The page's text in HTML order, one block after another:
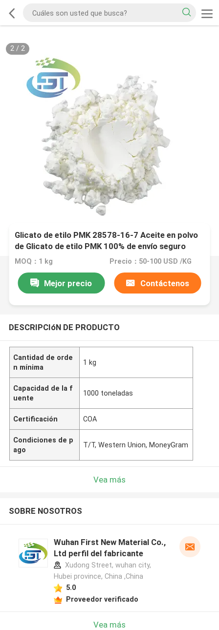
2/ 2
Glicato de etilo PMK 28578-16-7 Aceite en polvo
de Glicato de etilo PMK 100% de envío seguro
MOQ：1 kg Precio：50-100 USD /KG
Mejor precio Contáctenos
DESCRIPCIóN DE PRODUCTO
Cantidad de orde
n mínima
1 kg
Capacidad de la f
uente
1000 toneladas
Certificación COA
Condiciones de p
ago
T/T, Western Union, MoneyGram
Vea más
SOBRE NOSOTROS
Wuhan First New Material Co.,
Ltd perfil del fabricante
Xudong Street, wuhan city,
Hubei province, China ,China
5.0
Proveedor verificado
Vea más